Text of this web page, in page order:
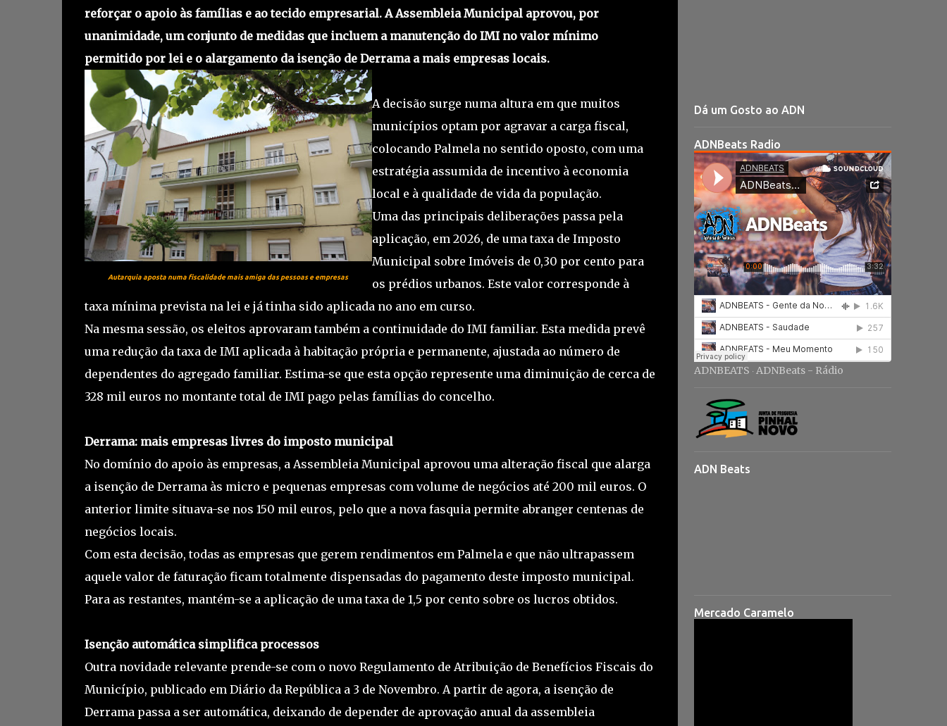
reforçar o apoio às famílias e ao tecido empresarial. A Assembleia Municipal aprovou, por
unanimidade, um conjunto de medidas que incluem a manutenção do IMI no valor mínimo
permitido por lei e o alargamento da isenção de Derrama a mais empresas locais.
Autarquia aposta numa fiscalidade mais amiga das pessoas e empresas
A decisão surge numa altura em que muitos
municípios optam por agravar a carga fiscal,
colocando Palmela no sentido oposto, com uma
estratégia assumida de incentivo à economia
local e à qualidade de vida da população.
Uma das principais deliberações passa pela
aplicação, em 2026, de uma taxa de Imposto
Municipal sobre Imóveis de 0,30 por cento para
os prédios urbanos. Este valor corresponde à
taxa mínima prevista na lei e já tinha sido aplicada no ano em curso.
Na mesma sessão, os eleitos aprovaram também a continuidade do IMI familiar. Esta medida prevê
uma redução da taxa de IMI aplicada à habitação própria e permanente, ajustada ao número de
dependentes do agregado familiar. Estima-se que esta opção represente uma diminuição de cerca de
328 mil euros no montante total de IMI pago pelas famílias do concelho.
Derrama: mais empresas livres do imposto municipal
No domínio do apoio às empresas, a Assembleia Municipal aprovou uma alteração fiscal que alarga
a isenção de Derrama às micro e pequenas empresas com volume de negócios até 200 mil euros. O
anterior limite situava-se nos 150 mil euros, pelo que a nova fasquia permite abranger centenas de
negócios locais.
Com esta decisão, todas as empresas que gerem rendimentos em Palmela e que não ultrapassem
aquele valor de faturação ficam totalmente dispensadas do pagamento deste imposto municipal.
Para as restantes, mantém-se a aplicação de uma taxa de 1,5 por cento sobre os lucros obtidos.
Isenção automática simplifica processos
Outra novidade relevante prende-se com o novo Regulamento de Atribuição de Benefícios Fiscais do
Município, publicado em Diário da República a 3 de Novembro. A partir de agora, a isenção de
Derrama passa a ser automática, deixando de depender de aprovação anual da assembleia
Dá um Gosto ao ADN
ADNBeats Radio
ADNBEATS · ADNBeats - Rádio
ADN Beats
Mercado Caramelo